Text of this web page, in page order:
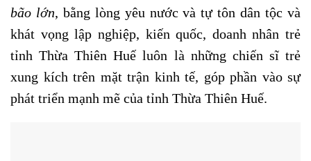
bão lớn, bằng lòng yêu nước và tự tôn dân tộc và
khát vọng lập nghiệp, kiến quốc, doanh nhân trẻ
tỉnh Thừa Thiên Huế luôn là những chiến sĩ trẻ
xung kích trên mặt trận kinh tế, góp phần vào sự
phát triển mạnh mẽ của tỉnh Thừa Thiên Huế.